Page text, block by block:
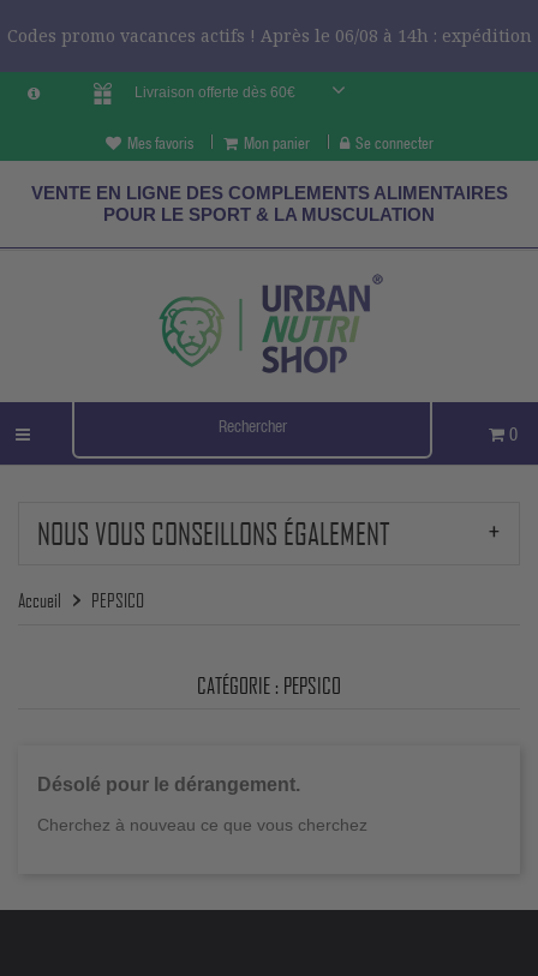
Codes promo vacances actifs ! Après le 06/08 à 14h : expédition
Livraison offerte dès 60€
Mes favoris Mon panier Se connecter
VENTE EN LIGNE DES COMPLEMENTS ALIMENTAIRES
POUR LE SPORT & LA MUSCULATION
0
NOUS VOUS CONSEILLONS ÉGALEMENT
Accueil PEPSICO
CATÉGORIE : PEPSICO
Désolé pour le dérangement.
Cherchez à nouveau ce que vous cherchez